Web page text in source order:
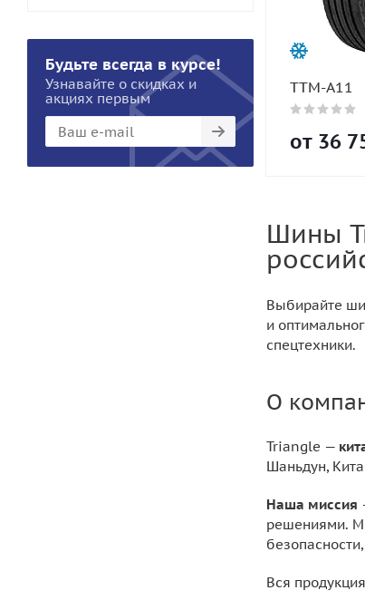
TTM-A11
от 36
Шины
Выбирайте
и
спецтехники.
О
Triangle —
Шаньдун,
Наша миссия
решениями.
Вся
Будьте всегда в курсе!
Узнавайте о скидках и
акциях первым